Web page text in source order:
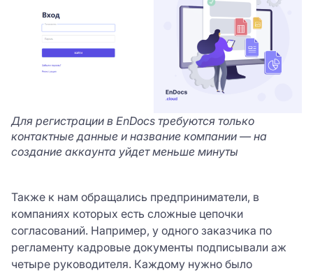
Для регистрации в EnDocs требуются только
контактные данные и название компании — на
создание аккаунта уйдет меньше минуты
Также к нам обращались предприниматели, в
компаниях которых есть сложные цепочки
согласований. Например, у одного заказчика по
регламенту кадровые документы подписывали аж
четыре руководителя. Каждому нужно было